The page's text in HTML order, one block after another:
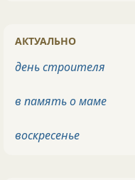
АКТУАЛЬНО
день строителя
в память о маме
воскресенье